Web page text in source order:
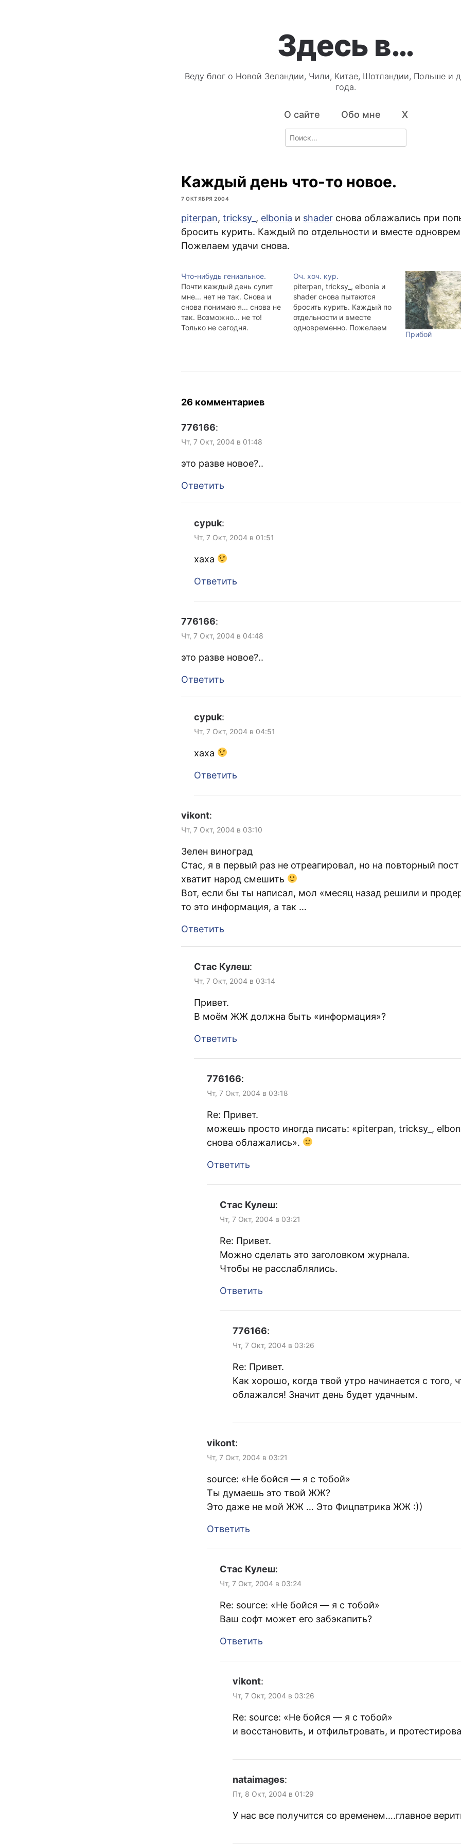
Здесь в…
Веду блог о Новой Зеландии, Чили, Китае, Шотландии, Польше и
года.
О сайте Обо мне X
Search
for:
Каждый день что-то новое.
7 ОКТЯБРЯ 2004
piterpan, tricksy_ , elbonia и shader снова облажались при
бросить курить. Каждый по отдельности и вместе
Пожелаем удачи снова.
Что-нибудь гениальное.
Почти каждый день сулит
мне... нет не так. Снова и
снова понимаю я... снова не
так. Возможно... не то!
Только не сегодня.
Оч. хоч. кур.
piterpan, tricksy_, elbonia и
shader снова пытаются
бросить курить. Каждый по
отдельности и вместе
одновременно. Пожелаем
Прибой
26 комментариев
776166:
Чт, 7 Окт, 2004 в 01:48
это разве новое?..
Ответить
cypuk:
Чт, 7 Окт, 2004 в 01:51
хаха
Ответить
776166:
Чт, 7 Окт, 2004 в 04:48
это разве новое?..
Ответить
cypuk:
Чт, 7 Окт, 2004 в 04:51
хаха
Ответить
vikont:
Чт, 7 Окт, 2004 в 03:10
Зелен виноград
Стас, я в первый раз не отреагировал, но на повторный
хватит народ смешить
Вот, если бы ты написал, мол «месяц назад решили и
то это информация, а так …
Ответить
Стас Кулеш:
Чт, 7 Окт, 2004 в 03:14
Привет.
В моём ЖЖ должна быть «информация»?
Ответить
776166:
Чт, 7 Окт, 2004 в 03:18
Re: Привет.
можешь просто иногда писать: «piterpan, tricksy_,
снова облажались».
Ответить
Стас Кулеш:
Чт, 7 Окт, 2004 в 03:21
Re: Привет.
Можно сделать это заголовком журнала.
Чтобы не расслаблялись.
Ответить
776166:
Чт, 7 Окт, 2004 в 03:26
Re: Привет.
Как хорошо, когда твой утро начинается с того,
облажался! Значит день будет удачным.
vikont:
Чт, 7 Окт, 2004 в 03:21
source: «Не бойся — я с тобой»
Ты думаешь это твой ЖЖ?
Это даже не мой ЖЖ … Это Фицпатрика ЖЖ :))
Ответить
Стас Кулеш:
Чт, 7 Окт, 2004 в 03:24
Re: source: «Не бойся — я с тобой»
Ваш софт может его забэкапить?
Ответить
vikont:
Чт, 7 Окт, 2004 в 03:26
Re: source: «Не бойся — я с тобой»
и восстановить, и отфильтровать, и
nataimages:
Пт, 8 Окт, 2004 в 01:29
У нас все получится со временем….главное